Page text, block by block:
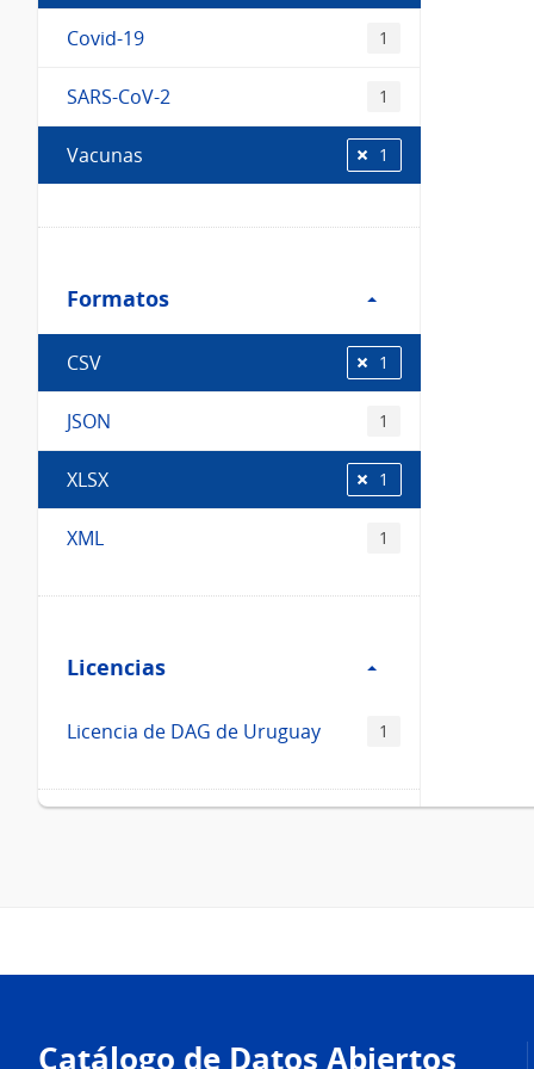
Covid-19 1
SARS-CoV-2 1
Vacunas 1
Formatos
Formatos
CSV 1
JSON 1
XLSX 1
XML 1
Licencias
Licencias
Licencia de DAG de Uruguay 1
Catálogo de Datos Abiertos